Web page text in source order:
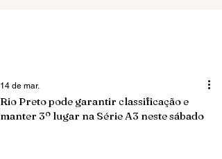
Rio Preto pode garantir classificação e
manter 3º lugar na Série A3 neste sábado
14 de mar.